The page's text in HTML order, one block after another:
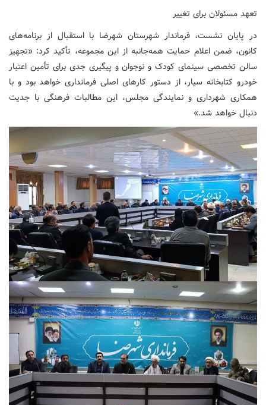
تعهد مسئولان برای تغییر
در پایان نشست، فرماندار شهرستان شهرضا با استقبال از برنامه‌های
کانون، ضمن اعلام حمایت همه‌جانبه از این مجموعه، تأکید کرد: «تجهیز
سالن تخصصی سینمای کودک و نوجوان و پیگیری جدی برای تأمین اعتبار
خودرو کتابخانه سیار، از دستور کارهای اصلی فرمانداری خواهد بود و با
همکاری شهرداری و نمایندگی مجلس، این مطالبات فرهنگی با جدیت
دنبال خواهد شد.»